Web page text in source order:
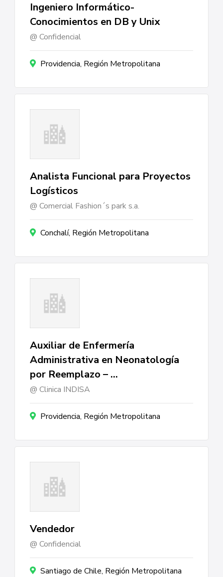
Ingeniero Informático-
Conocimientos en DB y Unix
Confidencial
Providencia, Región Metropolitana
Analista Funcional para Proyectos
Logísticos
Comercial Fashion´s park s.a.
Conchalí, Región Metropolitana
Auxiliar de Enfermería
Administrativa en Neonatología
por Reemplazo – …
Clinica INDISA
Providencia, Región Metropolitana
Vendedor
Confidencial
Santiago de Chile, Región Metropolitana